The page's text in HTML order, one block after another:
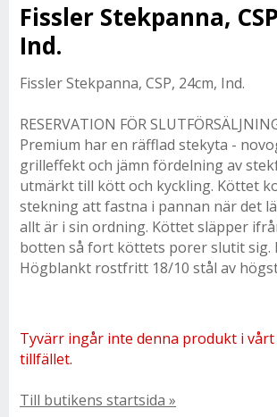
Fissler Stekpanna,
Ind.
Fissler Stekpanna, CSP, 24cm, Ind.
RESERVATION FÖR
Premium har en räfflad stekyta -
grilleffekt och jämn fördelning av
utmärkt till kött och kyckling. Köttet
stekning att fastna i pannan när det
allt är i sin ordning. Köttet släpper
botten så fort köttets porer slutit sig.
Högblankt rostfritt 18/10 stål av
Tyvärr ingår inte denna produkt i
tillfället.
Till butikens startsida »